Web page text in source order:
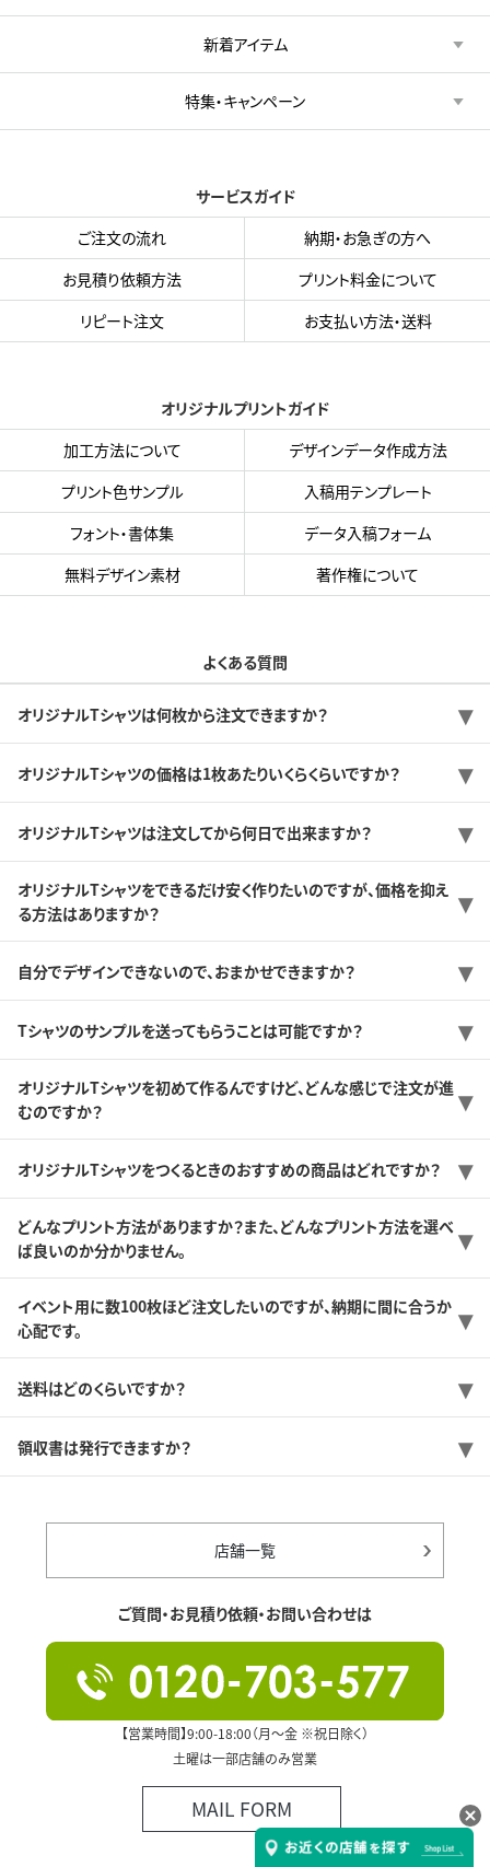
新着アイテム
特集・キャンペーン
サービスガイド
ご注文の流れ
納期・お急ぎの方へ
お見積り依頼方法
プリント料金について
リピート注文
お支払い方法・送料
オリジナルプリントガイド
加工方法について
デザインデータ作成方法
プリント色サンプル
入稿用テンプレート
フォント・書体集
データ入稿フォーム
無料デザイン素材
著作権について
よくある質問
オリジナルTシャツは何枚から注文できますか？
オリジナルTシャツの価格は1枚あたりいくらくらいですか？
オリジナルTシャツは注文してから何日で出来ますか？
オリジナルTシャツをできるだけ安く作りたいのですが、価格を抑え
る方法はありますか？
自分でデザインできないので、おまかせできますか？
Tシャツのサンプルを送ってもらうことは可能ですか？
オリジナルTシャツを初めて作るんですけど、どんな感じで注文が進
むのですか？
オリジナルTシャツをつくるときのおすすめの商品はどれですか？
どんなプリント方法がありますか？また、どんなプリント方法を選べ
ば良いのか分かりません。
イベント用に数100枚ほど注文したいのですが、納期に間に合うか
心配です。
送料はどのくらいですか？
領収書は発行できますか？
店舗一覧
ご質問・お見積り依頼・お問い合わせは
【営業時間】9:00-18:00（月～金 ※祝日除く）
土曜は一部店舗のみ営業
MAIL FORM